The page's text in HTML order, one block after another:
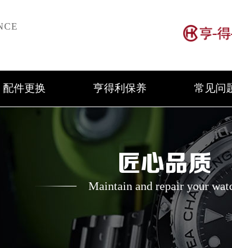
配件更换 亨得利保养 常见问
匠心品质
Maintain and repair your